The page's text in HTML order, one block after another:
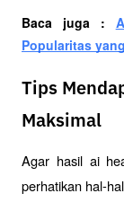
Baca juga :
Popularitas
Tips
Maksimal
Agar hasil ai
perhatikan hal-